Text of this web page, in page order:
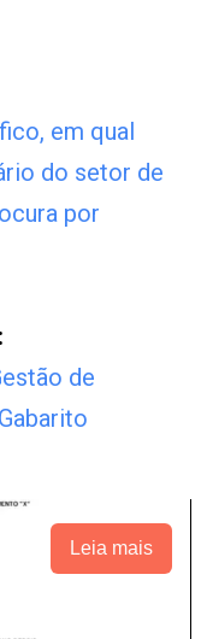
em qual
do setor de
por
de
Leia mais